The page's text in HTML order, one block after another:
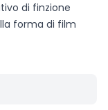
di finzione
forma di film